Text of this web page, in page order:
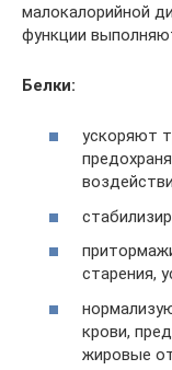
малокалорийной
функции
Белки:
ускоряют
старения,
крови,
жировые